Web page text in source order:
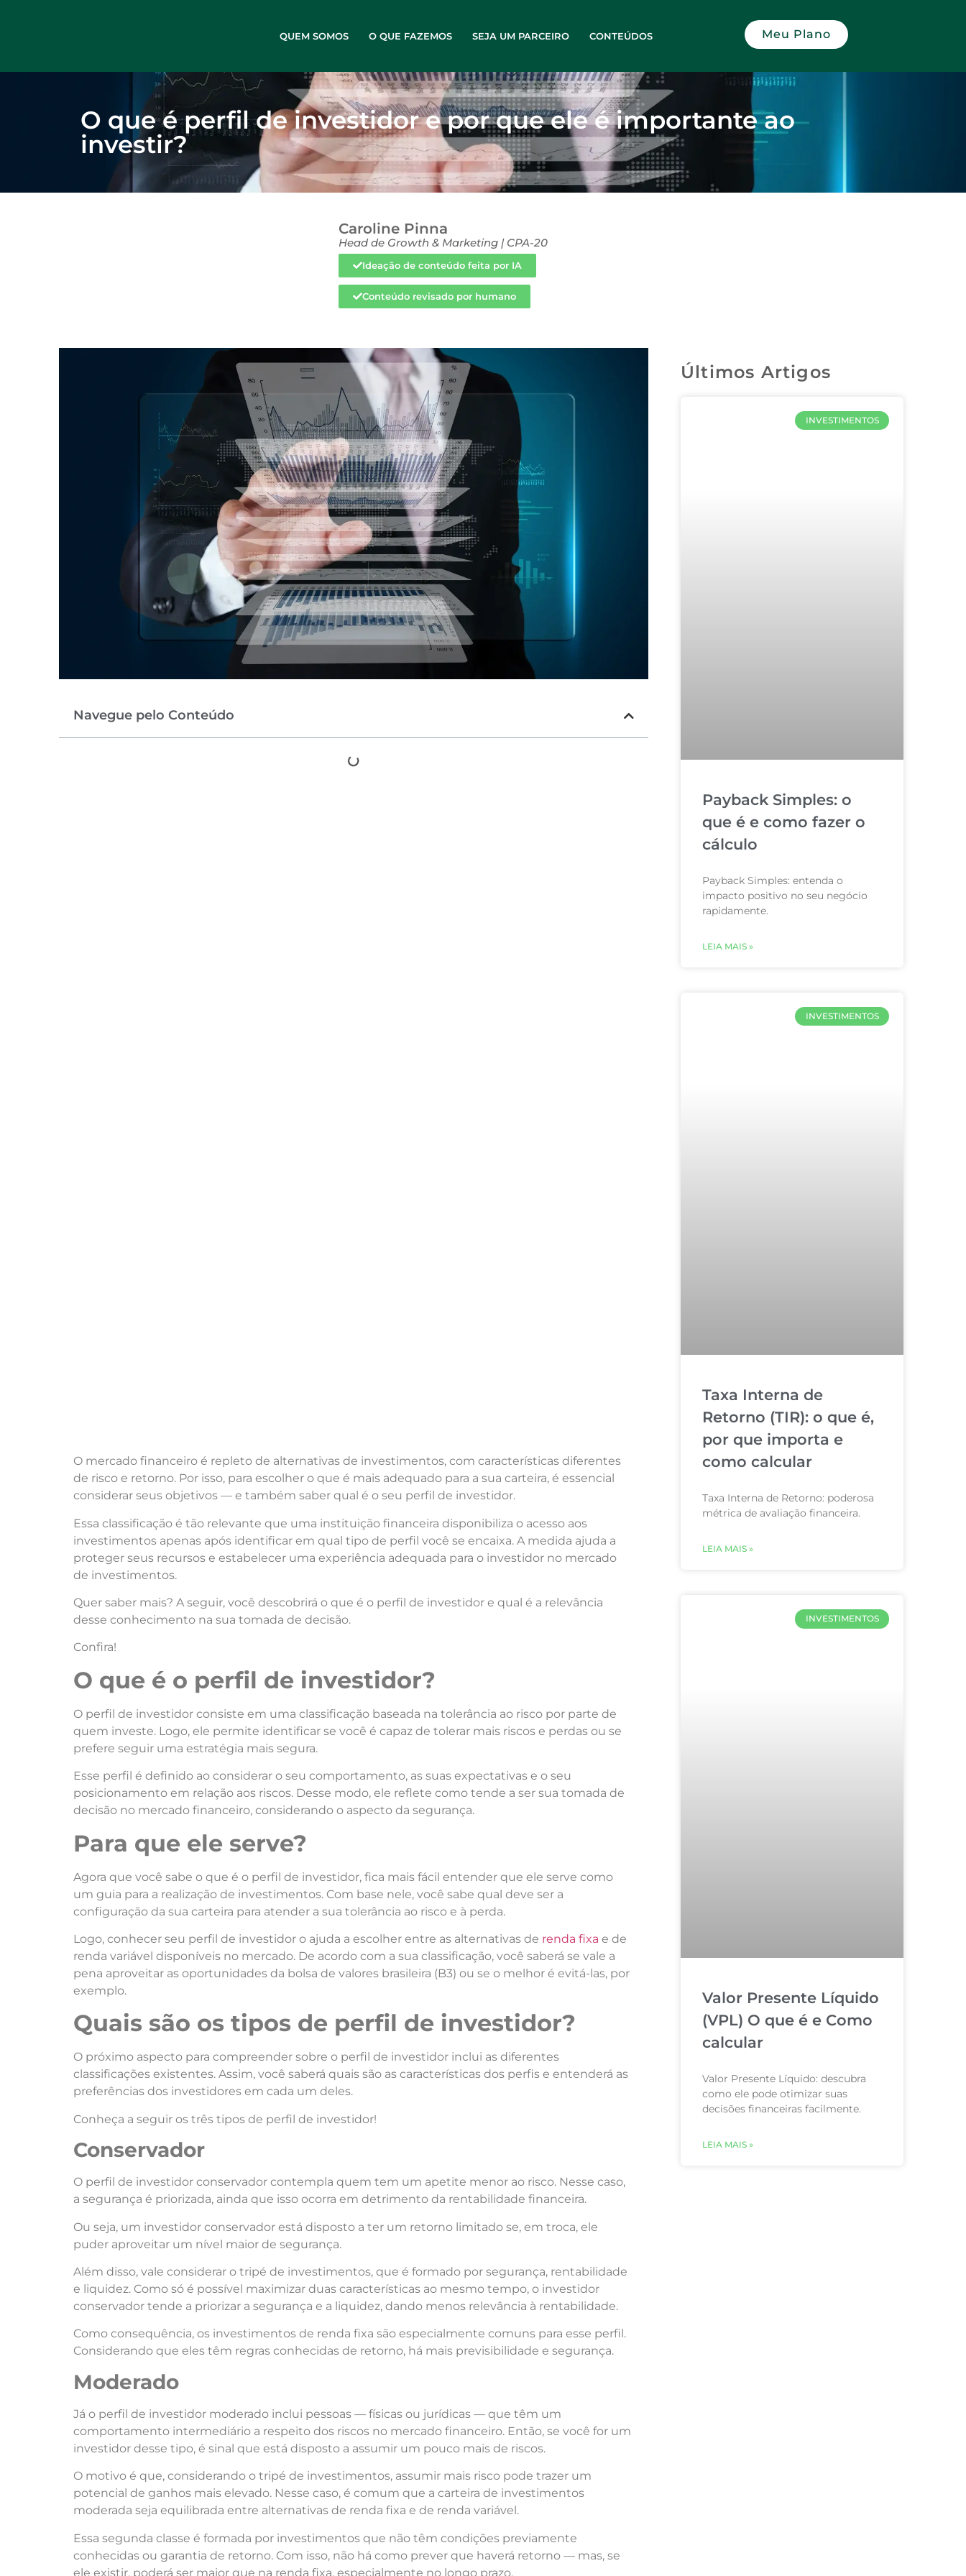
QUEM SOMOS O QUE FAZEMOS SEJA UM PARCEIRO CONTEÚDOS Meu Plano
O que é perfil de investidor e por que ele é importante ao
investir?
Caroline Pinna
Head de Growth & Marketing | CPA-20
Ideação de conteúdo feita por IA
Conteúdo revisado por humano
Navegue pelo Conteúdo
O mercado financeiro é repleto de alternativas de investimentos, com características diferentes
de risco e retorno. Por isso, para escolher o que é mais adequado para a sua carteira, é essencial
considerar seus objetivos — e também saber qual é o seu perfil de investidor.
Essa classificação é tão relevante que uma instituição financeira disponibiliza o acesso aos
investimentos apenas após identificar em qual tipo de perfil você se encaixa. A medida ajuda a
proteger seus recursos e estabelecer uma experiência adequada para o investidor no mercado
de investimentos.
Quer saber mais? A seguir, você descobrirá o que é o perfil de investidor e qual é a relevância
desse conhecimento na sua tomada de decisão.
Confira!
O que é o perfil de investidor?
O perfil de investidor consiste em uma classificação baseada na tolerância ao risco por parte de
quem investe. Logo, ele permite identificar se você é capaz de tolerar mais riscos e perdas ou se
prefere seguir uma estratégia mais segura.
Esse perfil é definido ao considerar o seu comportamento, as suas expectativas e o seu
posicionamento em relação aos riscos. Desse modo, ele reflete como tende a ser sua tomada de
decisão no mercado financeiro, considerando o aspecto da segurança.
Para que ele serve?
Agora que você sabe o que é o perfil de investidor, fica mais fácil entender que ele serve como
um guia para a realização de investimentos. Com base nele, você sabe qual deve ser a
configuração da sua carteira para atender a sua tolerância ao risco e à perda.
Logo, conhecer seu perfil de investidor o ajuda a escolher entre as alternativas de renda fixa e de
renda variável disponíveis no mercado. De acordo com a sua classificação, você saberá se vale a
pena aproveitar as oportunidades da bolsa de valores brasileira (B3) ou se o melhor é evitá-las, por
exemplo.
Quais são os tipos de perfil de investidor?
O próximo aspecto para compreender sobre o perfil de investidor inclui as diferentes
classificações existentes. Assim, você saberá quais são as características dos perfis e entenderá as
preferências dos investidores em cada um deles.
Conheça a seguir os três tipos de perfil de investidor!
Conservador
O perfil de investidor conservador contempla quem tem um apetite menor ao risco. Nesse caso,
a segurança é priorizada, ainda que isso ocorra em detrimento da rentabilidade financeira.
Ou seja, um investidor conservador está disposto a ter um retorno limitado se, em troca, ele
puder aproveitar um nível maior de segurança.
Além disso, vale considerar o tripé de investimentos, que é formado por segurança, rentabilidade
e liquidez. Como só é possível maximizar duas características ao mesmo tempo, o investidor
conservador tende a priorizar a segurança e a liquidez, dando menos relevância à rentabilidade.
Como consequência, os investimentos de renda fixa são especialmente comuns para esse perfil.
Considerando que eles têm regras conhecidas de retorno, há mais previsibilidade e segurança.
Moderado
Já o perfil de investidor moderado inclui pessoas — físicas ou jurídicas — que têm um
comportamento intermediário a respeito dos riscos no mercado financeiro. Então, se você for um
investidor desse tipo, é sinal que está disposto a assumir um pouco mais de riscos.
O motivo é que, considerando o tripé de investimentos, assumir mais risco pode trazer um
potencial de ganhos mais elevado. Nesse caso, é comum que a carteira de investimentos
moderada seja equilibrada entre alternativas de renda fixa e de renda variável.
Essa segunda classe é formada por investimentos que não têm condições previamente
conhecidas ou garantia de retorno. Com isso, não há como prever que haverá retorno — mas, se
ele existir, poderá ser maior que na renda fixa, especialmente no longo prazo.
Últimos Artigos
INVESTIMENTOS
Payback Simples: o
que é e como fazer o
cálculo
Payback Simples: entenda o
impacto positivo no seu negócio
rapidamente.
LEIA MAIS »
INVESTIMENTOS
Taxa Interna de
Retorno (TIR): o que é,
por que importa e
como calcular
Taxa Interna de Retorno: poderosa
métrica de avaliação financeira.
LEIA MAIS »
INVESTIMENTOS
Valor Presente Líquido
(VPL) O que é e Como
calcular
Valor Presente Líquido: descubra
como ele pode otimizar suas
decisões financeiras facilmente.
LEIA MAIS »